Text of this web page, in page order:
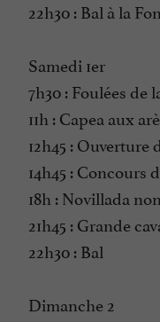
22h30 : Bal à la
Samedi 1er
7h30 : Foulées de
11h : Capea aux
12h45 : Ouverture
14h45 : Concours
18h : Novillada
21h45 : Grande
22h30 : Bal
Dimanche 2